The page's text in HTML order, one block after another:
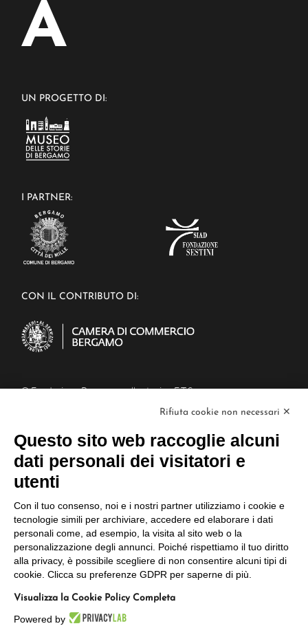
UN PROGETTO DI:
I PARTNER:
CON IL CONTRIBUTO DI:
© Fondazione Bergamo nella storia - E.T.S.
PEC: fondazionebergamonellastoria@cert.aconet.it
L
a
p
a
g
i
n
a
L
i
n
k
d
L
a
p
a
g
i
n
a
F
a
e
b
o
L
a
g
i
n
a
I
n
s
t
g
Il Progetto
L’Archivio
I Servizi
Gli Approfondimenti
In evidenza
Rifiuta cookie non necessari ✕
Questo sito web raccoglie alcuni
dati personali dei visitatori e
utenti
Con il tuo consenso, noi e i nostri partner utilizziamo i cookie e
tecnologie simili per archiviare, accedere ed elaborare i dati
personali come, ad esempio, la visita al sito web o la
personalizzazione degli annunci. Poiché rispettiamo il tuo diritto
alla privacy, è possibile scegliere di non consentire alcuni tipi di
cookie. Clicca su preferenze GDPR per saperne di più.
Visualizza la Cookie Policy Completa
Powered by